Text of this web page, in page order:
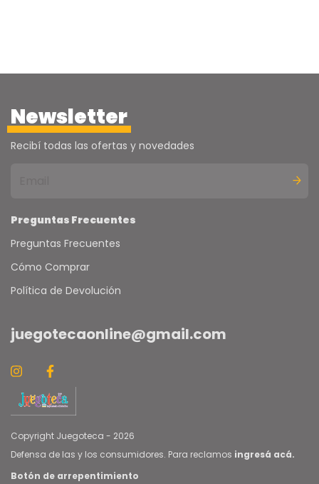
Newsletter
Recibí todas las ofertas y novedades
Preguntas Frecuentes
Preguntas Frecuentes
Cómo Comprar
Política de Devolución
juegotecaonline@gmail.com
Copyright Juegoteca - 2026
Defensa de las y los consumidores. Para reclamos ingresá acá.
Botón de arrepentimiento